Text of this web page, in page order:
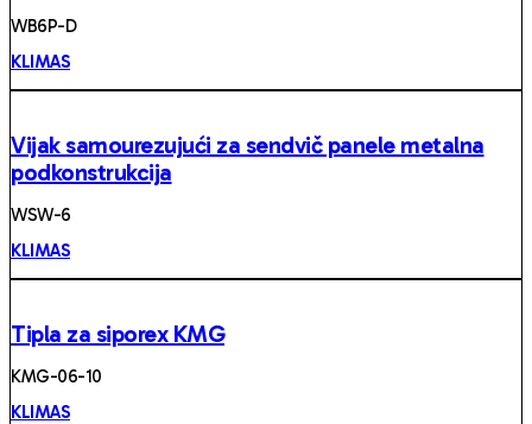
WB6P-D
KLIMAS
Vijak samourezujući za sendvič panele metalna
podkonstrukcija
WSW-6
KLIMAS
Tipla za siporex KMG
KMG-06-10
KLIMAS